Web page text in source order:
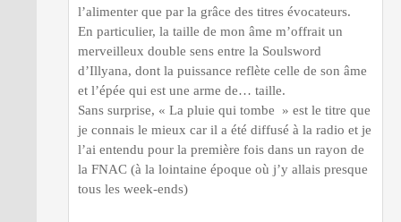
l’alimenter que par la grâce des titres évocateurs.
En particulier, la taille de mon âme m’offrait un
merveilleux double sens entre la Soulsword
d’Illyana, dont la puissance reflète celle de son âme
et l’épée qui est une arme de… taille.
Sans surprise, « La pluie qui tombe » est le titre que
je connais le mieux car il a été diffusé à la radio et je
l’ai entendu pour la première fois dans un rayon de
la FNAC (à la lointaine époque où j’y allais presque
tous les week-ends)